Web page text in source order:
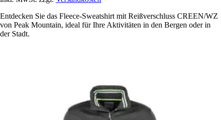
Entdecken Sie das Fleece-Sweatshirt mit Reißverschluss CREEN/WZ
von Peak Mountain, ideal für Ihre Aktivitäten in den Bergen oder in
der Stadt.